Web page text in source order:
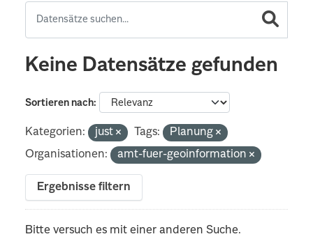
Keine Datensätze gefunden
Sortieren nach
Kategorien: just Tags:
Planung
Organisationen:
amt-fuer-geoinformation
Ergebnisse filtern
Bitte versuch es mit einer anderen Suche.